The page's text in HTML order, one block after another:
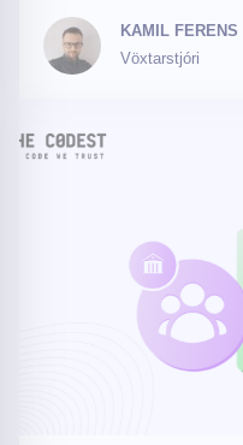
KAMIL FERENS
Vöxtarstjóri